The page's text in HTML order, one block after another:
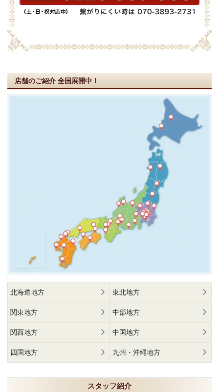
店舗のご紹介 全国展開中！
北海道地方 東北地方
関東地方 中部地方
関西地方 中国地方
四国地方 九州・沖縄地方
スタッフ紹介